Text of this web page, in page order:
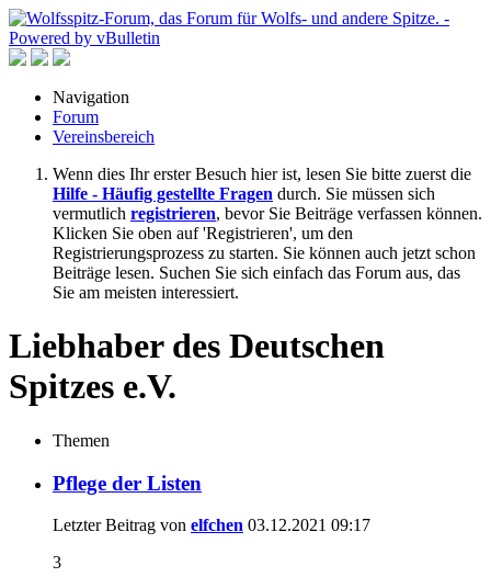
Navigation
Forum
Vereinsbereich
Wenn dies Ihr erster Besuch hier ist, lesen Sie bitte zuerst die
Hilfe - Häufig gestellte Fragen durch. Sie müssen sich
vermutlich registrieren, bevor Sie Beiträge verfassen können.
Klicken Sie oben auf 'Registrieren', um den
Registrierungsprozess zu starten. Sie können auch jetzt schon
Beiträge lesen. Suchen Sie sich einfach das Forum aus, das
Sie am meisten interessiert.
Liebhaber des Deutschen
Spitzes e.V.
Themen
Pflege der Listen
Letzter Beitrag von elfchen 03.12.2021 09:17
3